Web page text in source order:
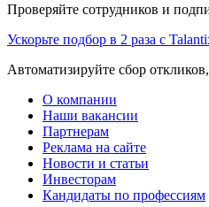
Проверяйте сотрудников и
Ускорьте подбор в 2 раза с
Автоматизируйте сбор
О компании
Наши вакансии
Партнерам
Реклама на сайте
Новости и статьи
Инвесторам
Кандидаты по профессиям